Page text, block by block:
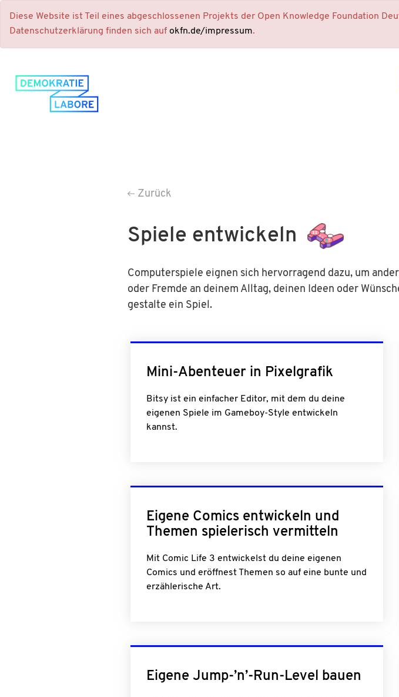
Diese Website ist Teil eines abgeschlossenen Projekts der Open Knowledge Foundation
Datenschutzerklärung finden sich auf okfn.de/impressum.
Zurück
Spiele entwickeln
Computerspiele eignen sich hervorragend dazu, um
oder Fremde an deinem Alltag, deinen Ideen oder
gestalte ein Spiel.
Mini-Abenteuer in Pixelgrafik
Bitsy ist ein einfacher Editor, mit dem du deine
eigenen Spiele im Gameboy-Style entwickeln
kannst.
Eigene Comics entwickeln und
Themen spielerisch vermitteln
Mit Comic Life 3 entwickelst du deine eigenen
Comics und eröffnest Themen so auf eine bunte und
erzählerische Art.
Eigene Jump-’n’-Run-Level bauen